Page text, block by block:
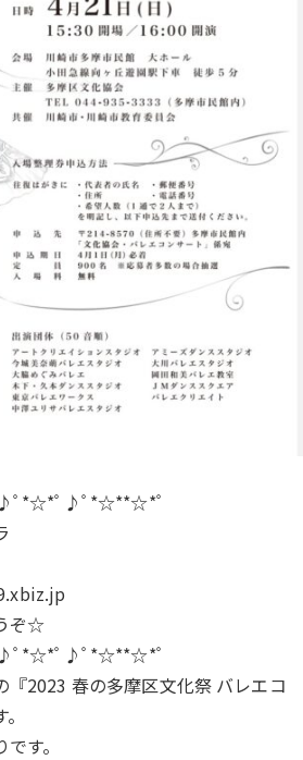
*☆*ﾟ♪ﾟ*☆**☆*ﾟ
ぞ☆
*☆*ﾟ♪ﾟ*☆**☆*ﾟ
『2023 春の多摩区文化祭 バレエコ
す。